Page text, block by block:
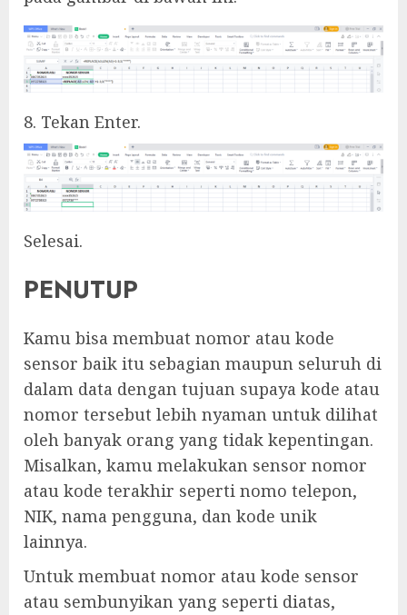
8. Tekan Enter.
Selesai.
PENUTUP
Kamu bisa membuat nomor atau kode
sensor baik itu sebagian maupun seluruh di
dalam data dengan tujuan supaya kode atau
nomor tersebut lebih nyaman untuk dilihat
oleh banyak orang yang tidak kepentingan.
Misalkan, kamu melakukan sensor nomor
atau kode terakhir seperti nomo telepon,
NIK, nama pengguna, dan kode unik
lainnya.
Untuk membuat nomor atau kode sensor
atau sembunyikan yang seperti diatas,